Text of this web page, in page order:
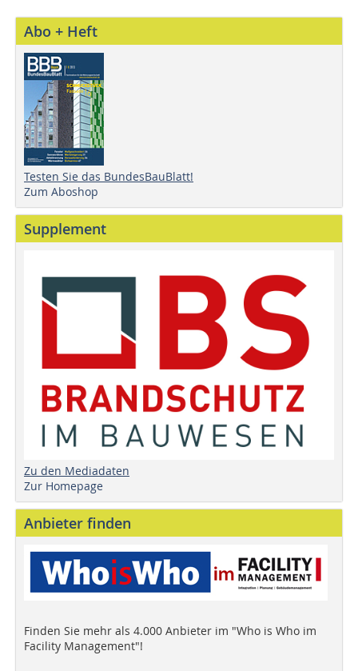
Abo + Heft
Testen Sie das BundesBauBlatt!
Zum Aboshop
Supplement
Zu den Mediadaten
Zur Homepage
Anbieter finden
Finden Sie mehr als 4.000 Anbieter im "Who is Who im
Facility Management"!